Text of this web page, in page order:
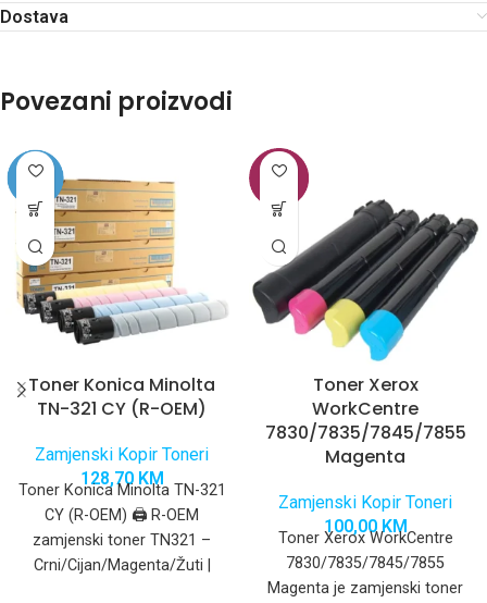
Dostava
Povezani proizvodi
Toner Konica Minolta
TN-321 CY (R-OEM)
Zamjenski Kopir Toneri
128,70 KM
Toner Konica Minolta TN-321
CY (R-OEM) 🖨️ R-OEM
zamjenski toner TN321 –
Crni/Cijan/Magenta/Žuti |
Toner Xerox
WorkCentre
7830/7835/7845/7855
Magenta
Zamjenski Kopir Toneri
100,00KM
Toner Xerox WorkCentre
7830/7835/7845/7855
Magenta je zamjenski toner